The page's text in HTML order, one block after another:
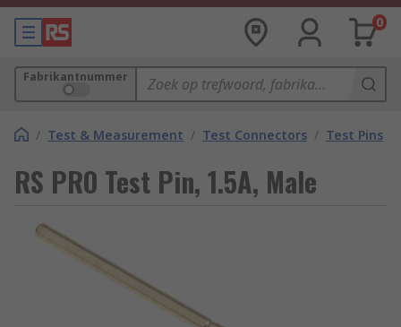
0
Fabrikantnummer
/ Test & Measurement / Test Connectors / Test Pins
RS PRO Test Pin, 1.5A, Male